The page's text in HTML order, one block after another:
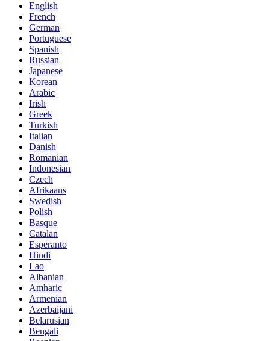
English
French
German
Portuguese
Spanish
Russian
Japanese
Korean
Arabic
Irish
Greek
Turkish
Italian
Danish
Romanian
Indonesian
Czech
Afrikaans
Swedish
Polish
Basque
Catalan
Esperanto
Hindi
Lao
Albanian
Amharic
Armenian
Azerbaijani
Belarusian
Bengali